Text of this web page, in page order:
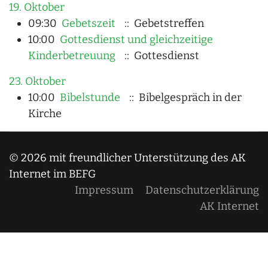
19. Oktober
09:30 Gebetszeit
:: Gebetstreffen
10:00 Gottesdienst und gleichzeitige
Kinderbetreuung
:: Gottesdienst
23. Oktober
10:00 Bibelstunde
:: Bibelgespräch in der
Kirche
© 2026 mit freundlicher Unterstützung des AK
Internet im BEFG
Impressum
Datenschutzerklärung
AK Internet